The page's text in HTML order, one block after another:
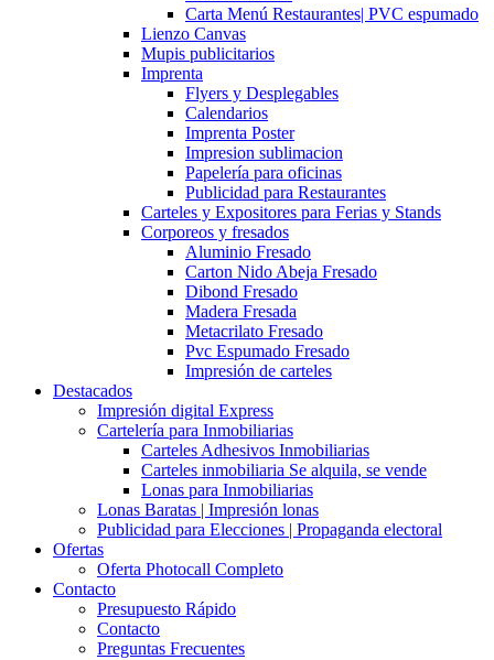
Carta Menú Restaurantes| PVC espumado
Lienzo Canvas
Mupis publicitarios
Imprenta
Flyers y Desplegables
Calendarios
Imprenta Poster
Impresion sublimacion
Papelería para oficinas
Publicidad para Restaurantes
Carteles y Expositores para Ferias y Stands
Corporeos y fresados
Aluminio Fresado
Carton Nido Abeja Fresado
Dibond Fresado
Madera Fresada
Metacrilato Fresado
Pvc Espumado Fresado
Impresión de carteles
Destacados
Impresión digital Express
Cartelería para Inmobiliarias
Carteles Adhesivos Inmobiliarias
Carteles inmobiliaria Se alquila, se vende
Lonas para Inmobiliarias
Lonas Baratas | Impresión lonas
Publicidad para Elecciones | Propaganda electoral
Ofertas
Oferta Photocall Completo
Contacto
Presupuesto Rápido
Contacto
Preguntas Frecuentes